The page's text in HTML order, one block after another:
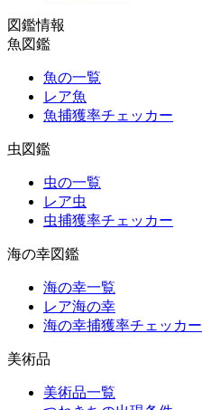
図鑑情報
魚図鑑
魚の一覧
レア魚
魚捕獲率チェッカー
虫図鑑
虫の一覧
レア虫
虫捕獲率チェッカー
海の幸図鑑
海の幸一覧
レア海の幸
海の幸捕獲率チェッカー
美術品
美術品一覧